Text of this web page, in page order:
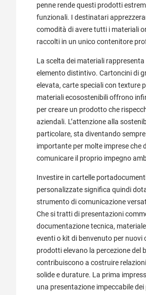
penne rende questi prodotti
funzionali. I destinatari
comodità di avere tutti i materiali
raccolti in un unico contenitore
La scelta dei materiali
elemento distintivo. Cartoncini di
elevata, carte speciali con texture
materiali ecosostenibili offrono
per creare un prodotto che
aziendali. L’attenzione alla
particolare, sta diventando
importante per molte imprese che
comunicare il proprio impegno
Investire in cartelle
personalizzate significa quindi
strumento di comunicazione
Che si tratti di presentazioni
documentazione tecnica, materiale
eventi o kit di benvenuto per nuovi
prodotti elevano la percezione del
contribuiscono a costruire
solide e durature. La prima
una presentazione impeccabile